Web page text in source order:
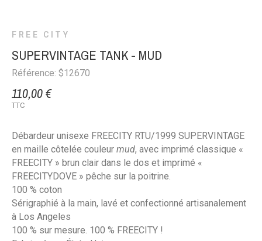
FREE CITY
SUPERVINTAGE TANK - MUD
Référence: $12670
110,00 €
TTC
Débardeur unisexe FREECITY RTU/1999 SUPERVINTAGE
en maille côtelée couleur mud, avec imprimé classique «
FREECITY » brun clair dans le dos et imprimé «
FREECITYDOVE » pêche sur la poitrine.
100 % coton
Sérigraphié à la main, lavé et confectionné artisanalement
à Los Angeles
100 % sur mesure. 100 % FREECITY !